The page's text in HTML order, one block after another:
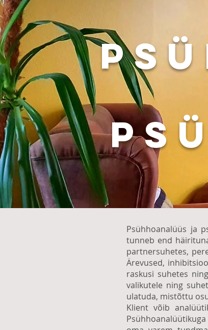
Psühhoanalüüs ja
tunneb end
partnersuhetes,
Ärevused,
raskusi suhetes
valikutele ning
ulatuda, mistõttu
Klient võib